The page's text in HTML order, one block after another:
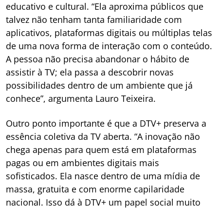
educativo e cultural. “Ela aproxima públicos que
talvez não tenham tanta familiaridade com
aplicativos, plataformas digitais ou múltiplas telas
de uma nova forma de interação com o conteúdo.
A pessoa não precisa abandonar o hábito de
assistir à TV; ela passa a descobrir novas
possibilidades dentro de um ambiente que já
conhece”, argumenta Lauro Teixeira.
Outro ponto importante é que a DTV+ preserva a
essência coletiva da TV aberta. “A inovação não
chega apenas para quem está em plataformas
pagas ou em ambientes digitais mais
sofisticados. Ela nasce dentro de uma mídia de
massa, gratuita e com enorme capilaridade
nacional. Isso dá à DTV+ um papel social muito